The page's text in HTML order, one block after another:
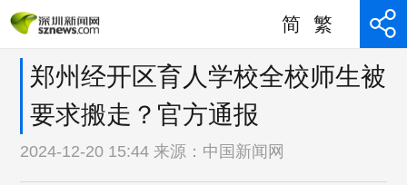
简 繁
郑州经开区育人学校全校师生被
要求搬走？官方通报
2024-12-20 15:44 来源： 中国新闻网